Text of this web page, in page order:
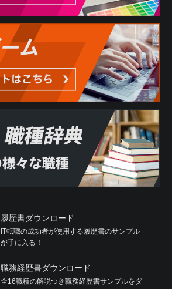
履歴書ダウンロード
IT転職の成功者が使用する履歴書のサンプル
が手に入る！
職務経歴書ダウンロード
全16職種の解説つき職務経歴書サンプルをダ